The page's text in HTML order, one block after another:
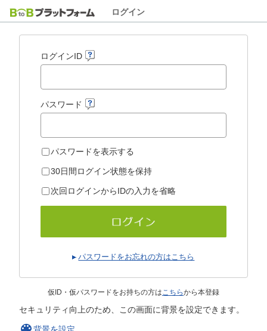
ログイン
ログインID
パスワード
パスワードを表示する
30日間ログイン状態を保持
次回ログインからIDの入力を省略
パスワードをお忘れの方はこちら
仮ID・仮パスワードをお持ちの方はこちらから本登録
セキュリティ向上のため、この画面に背景を設定できます。
背景を設定